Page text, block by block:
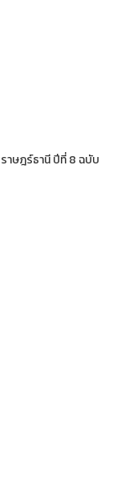
าษฎร์ธานี ปีที่ 8 ฉบับ